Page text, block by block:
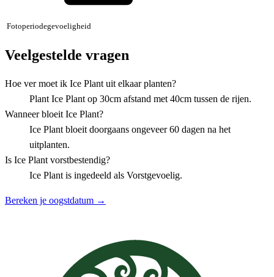
Fotoperiodegevoeligheid
Veelgestelde vragen
Hoe ver moet ik Ice Plant uit elkaar planten?
Plant Ice Plant op 30cm afstand met 40cm tussen de rijen.
Wanneer bloeit Ice Plant?
Ice Plant bloeit doorgaans ongeveer 60 dagen na het
uitplanten.
Is Ice Plant vorstbestendig?
Ice Plant is ingedeeld als Vorstgevoelig.
Bereken je oogstdatum →